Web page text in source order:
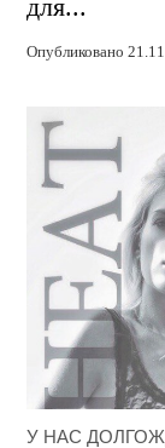
для...
Опубликовано
У НАС